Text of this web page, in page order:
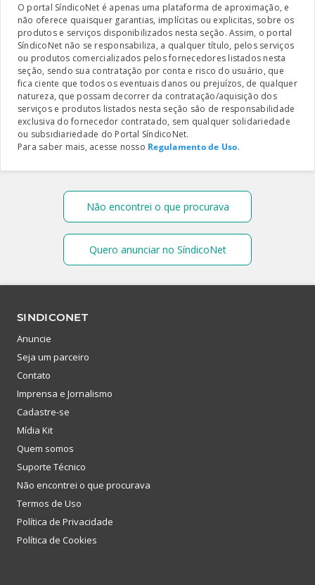
O portal SíndicoNet é apenas uma plataforma de aproximação, e
não oferece quaisquer garantias, implícitas ou explicitas, sobre os
produtos e serviços disponibilizados nesta seção. Assim, o portal
SíndicoNet não se responsabiliza, a qualquer título, pelos serviços
ou produtos comercializados pelos fornecedores listados nesta
seção, sendo sua contratação por conta e risco do usuário, que
fica ciente que todos os eventuais danos ou prejuízos, de qualquer
natureza, que possam decorrer da contratação/aquisição dos
serviços e produtos listados nesta seção são de responsabilidade
exclusiva do fornecedor contratado, sem qualquer solidariedade
ou subsidiariedade do Portal SíndicoNet.
Para saber mais, acesse nosso Regulamento de Uso.
Não encontrei o que procurava
Quero anunciar no SíndicoNet
SINDICONET
Anuncie
Seja um parceiro
Contato
Imprensa e Jornalismo
Cadastre-se
Mídia Kit
Quem somos
Suporte Técnico
Não encontrei o que procurava
Termos de Uso
Política de Privacidade
Política de Cookies